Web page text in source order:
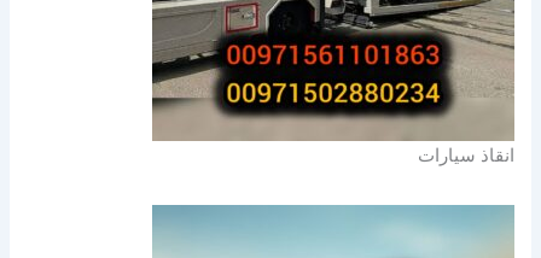
انقاذ سيارات